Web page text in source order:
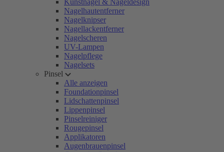
Kunstnägel & Nageldesign
Nagelhautentferner
Nagelknipser
Nagellackentferner
Nagelscheren
UV-Lampen
Nagelpflege
Nagelsets
Pinsel
Alle anzeigen
Foundationpinsel
Lidschattenpinsel
Lippenpinsel
Pinselreiniger
Rougepinsel
Applikatoren
Augenbrauenpinsel